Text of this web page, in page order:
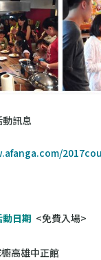
訊息
日期 <免費入場>
高雄中正館